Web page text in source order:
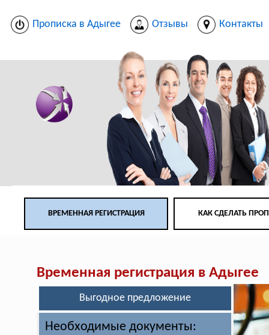
Прописка в Адыгее Отзывы Контакты
ВРЕМЕННАЯ РЕГИСТРАЦИЯ КАК СДЕЛАТЬ
Временная регистрация в Адыгее
Выгодное предложение
Необходимые документы: